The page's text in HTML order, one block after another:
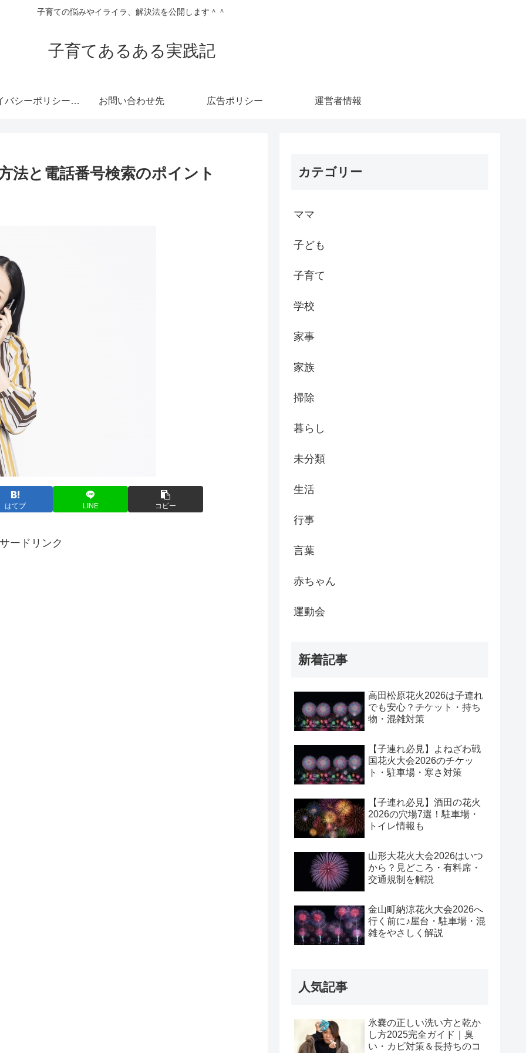
子育ての悩みやイライラ、解決法を公開します＾＾
子育てあるある実践記
プライバシーポリシー・免責事項 お問い合わせ先 広告ポリシー 運営者情報
法と電話番号検索のポイント
はてブ LINE コピー
ードリンク
カテゴリー
ママ
子ども
子育て
学校
家事
家族
掃除
暮らし
未分類
生活
行事
言葉
赤ちゃん
運動会
新着記事
高田松原花火2026は子連れ
でも安心？チケット・持ち
物・混雑対策
【子連れ必見】よねざわ戦
国花火大会2026のチケッ
ト・駐車場・寒さ対策
【子連れ必見】酒田の花火
2026の穴場7選！駐車場・
トイレ情報も
山形大花火大会2026はいつ
から？見どころ・有料席・
交通規制を解説
金山町納涼花火大会2026へ
行く前に♪屋台・駐車場・混
雑をやさしく解説
人気記事
氷嚢の正しい洗い方と乾か
し方2025完全ガイド｜臭
い・カビ対策＆長持ちのコ